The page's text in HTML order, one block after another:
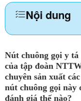
Nội dung
Nút chuông gọi y tá
của tập đoàn
chuyên sản xuất
nút chuông gọi này
đánh giá thế nào?